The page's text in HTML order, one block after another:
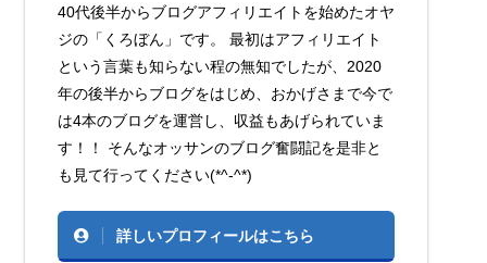
40代後半からブログアフィリエイトを始めたオヤ
ジの「くろぼん」です。 最初はアフィリエイト
という言葉も知らない程の無知でしたが、2020
年の後半からブログをはじめ、おかげさまで今で
は4本のブログを運営し、収益もあげられていま
す！！ そんなオッサンのブログ奮闘記を是非と
も見て行ってください(*^-^*)
詳しいプロフィールはこちら